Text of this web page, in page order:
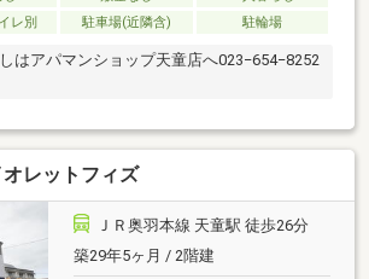
レ別
駐車場(近隣含) 駐輪場
はアパマンショップ天童店へ023−654−8252
レットフィズ
ＪＲ奥羽本線 天童駅 徒歩26分
築29年5ヶ月 / 2階建